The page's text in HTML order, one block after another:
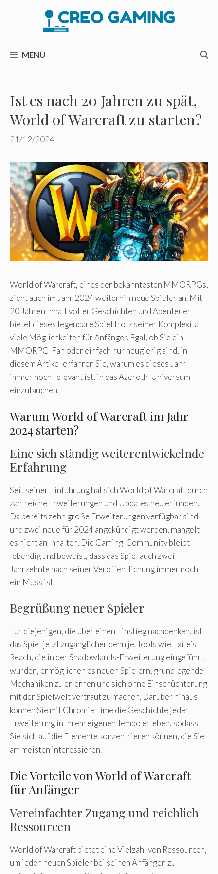
MENÜ
Ist es nach 20 Jahren zu spät,
World of Warcraft zu starten?
21/12/2024
World of Warcraft, eines der bekanntesten MMORPGs,
zieht auch im Jahr 2024 weiterhin neue Spieler an. Mit
20 Jahren Inhalt voller Geschichten und Abenteuer
bietet dieses legendäre Spiel trotz seiner Komplexität
viele Möglichkeiten für Anfänger. Egal, ob Sie ein
MMORPG-Fan oder einfach nur neugierig sind, in
diesem Artikel erfahren Sie, warum es dieses Jahr
immer noch relevant ist, in das Azeroth-Universum
einzutauchen.
Warum World of Warcraft im Jahr
2024 starten?
Eine sich ständig weiterentwickelnde
Erfahrung
Seit seiner Einführung hat sich World of Warcraft durch
zahlreiche Erweiterungen und Updates neu erfunden.
Da bereits zehn große Erweiterungen verfügbar sind
und zwei neue für 2024 angekündigt werden, mangelt
es nicht an Inhalten. Die Gaming-Community bleibt
lebendig und beweist, dass das Spiel auch zwei
Jahrzehnte nach seiner Veröffentlichung immer noch
ein Muss ist.
Begrüßung neuer Spieler
Für diejenigen, die über einen Einstieg nachdenken, ist
das Spiel jetzt zugänglicher denn je. Tools wie Exile’s
Reach, die in der Shadowlands-Erweiterung eingeführt
wurden, ermöglichen es neuen Spielern, grundlegende
Mechaniken zu erlernen und sich ohne Einschüchterung
mit der Spielwelt vertraut zu machen. Darüber hinaus
können Sie mit Chromie Time die Geschichte jeder
Erweiterung in Ihrem eigenen Tempo erleben, sodass
Sie sich auf die Elemente konzentrieren können, die Sie
am meisten interessieren.
Die Vorteile von World of Warcraft
für Anfänger
Vereinfachter Zugang und reichlich
Ressourcen
World of Warcraft bietet eine Vielzahl von Ressourcen,
um jeden neuen Spieler bei seinen Anfängen zu